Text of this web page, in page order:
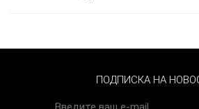
ПОДПИСКА НА